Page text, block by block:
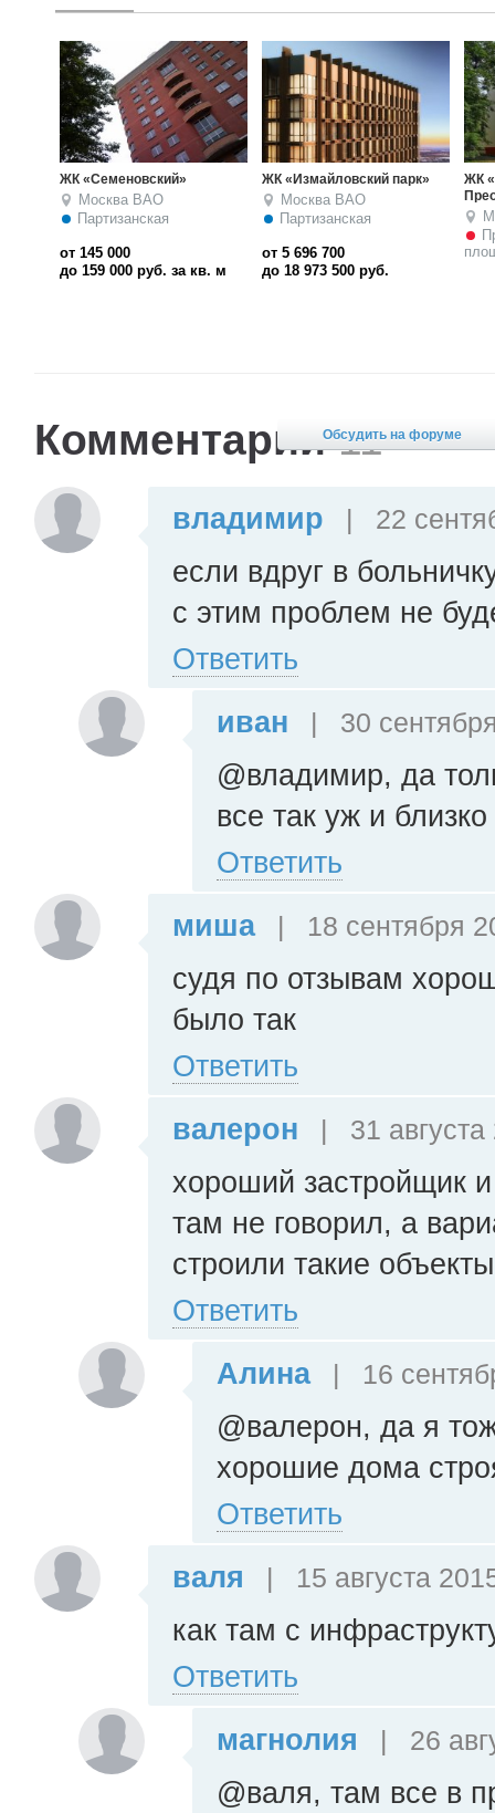
ЖК «Дом на ул.
Преображенский Вал, 24»
Москва ВАО
площадь
ЖК «Счастье на
Семеновской»
Москва ВАО
от 25 000 000руб.
ЖК
Обсудить на форуме
Комментарии11
владимир | 22
если вдруг в
с этим проблем не
Ответить
иван
| 30
@владимир, да
все так уж и
Ответить
миша
| 18 сентября
судя по отзывам
было так
Ответить
валерон
| 31
хороший застройщик
там не говорил, а
строили такие
Ответить
Алина
| 16
@валерон, да я
хорошие дома
Ответить
валя
| 15 августа
как там с
Ответить
магнолия
| 26
@валя, там все в